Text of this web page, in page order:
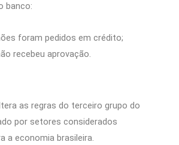
banco:
foram pedidos em crédito;
recebeu aprovação.
as regras do terceiro grupo do
por setores considerados
a economia brasileira.